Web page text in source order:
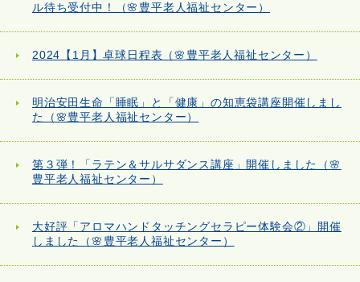
ル待ち受付中！（🌸豊平老人福祉センター）
2024【1月】卓球日程表（🌸豊平老人福祉センター）
明治安田生命「睡眠」と「健康」の知恵袋講座開催しまし
た（🌸豊平老人福祉センター）
第３弾！「ラテン＆サルサダンス講座」開催しました（🌸
豊平老人福祉センター）
大好評「アロマハンドタッチングセラピー体験会②」開催
しました（🌸豊平老人福祉センター）